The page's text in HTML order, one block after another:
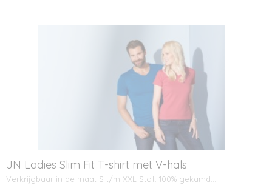
JN Ladies Slim Fit T-shirt met V-hals
Verkrijgbaar in de maat S t/m XXL Stof: 100% gekamd…